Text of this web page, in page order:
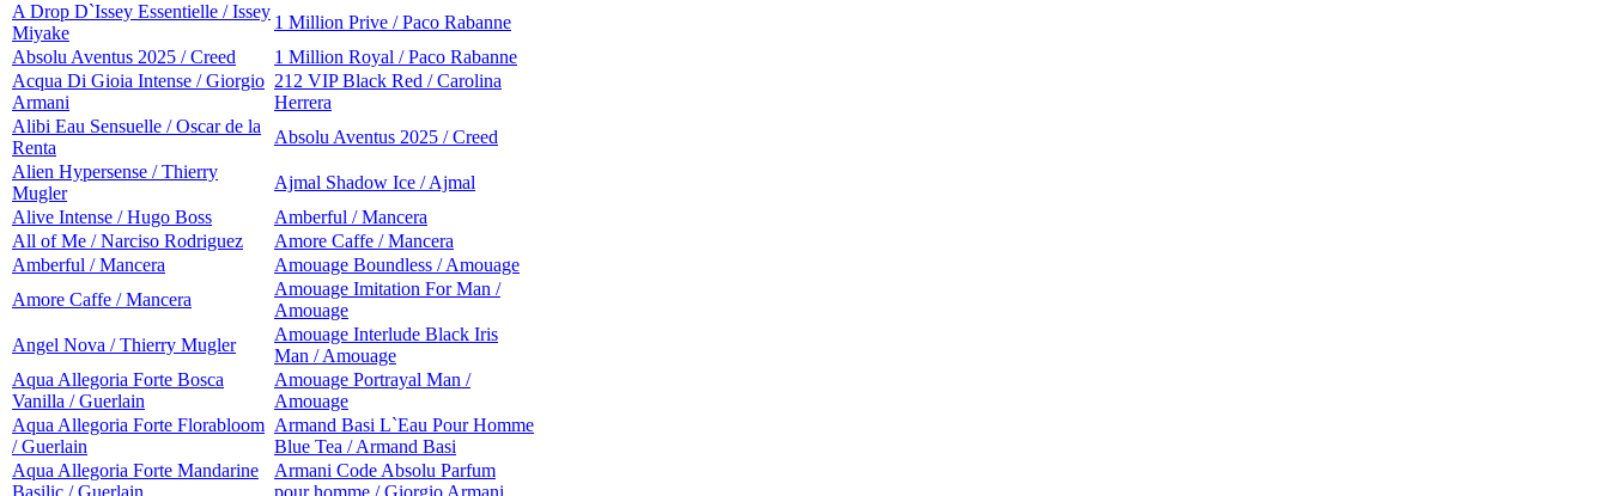
A Drop D`Issey Essentielle / Issey
Miyake
1 Million Prive / Paco Rabanne
Absolu Aventus 2025 / Creed
1 Million Royal / Paco Rabanne
Acqua Di Gioia Intense / Giorgio
Armani
212 VIP Black Red / Carolina
Herrera
Alibi Eau Sensuelle / Oscar de la
Renta
Absolu Aventus 2025 / Creed
Alien Hypersense / Thierry
Mugler
Ajmal Shadow Ice / Ajmal
Alive Intense / Hugo Boss
Amberful / Mancera
All of Me / Narciso Rodriguez
Amore Caffe / Mancera
Amberful / Mancera
Amouage Boundless / Amouage
Amore Caffe / Mancera
Amouage Imitation For Man /
Amouage
Angel Nova / Thierry Mugler
Amouage Interlude Black Iris
Man / Amouage
Aqua Allegoria Forte Bosca
Vanilla / Guerlain
Amouage Portrayal Man /
Amouage
Aqua Allegoria Forte Florabloom
/ Guerlain
Armand Basi L`Eau Pour Homme
Blue Tea / Armand Basi
Aqua Allegoria Forte Mandarine
Armani Code Absolu Parfum